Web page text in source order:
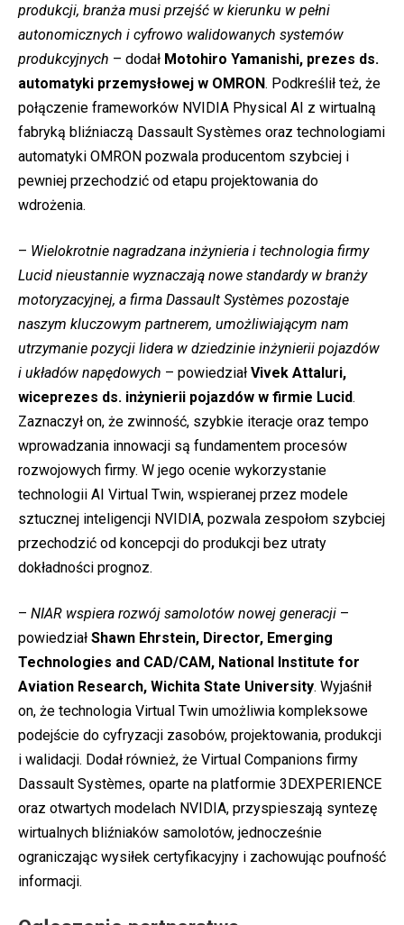
produkcji, branża musi przejść w kierunku w pełni
autonomicznych i cyfrowo walidowanych systemów
produkcyjnych – dodał Motohiro Yamanishi, prezes ds.
automatyki przemysłowej w OMRON. Podkreślił też, że
połączenie frameworków NVIDIA Physical AI z wirtualną
fabryką bliźniaczą Dassault Systèmes oraz technologiami
automatyki OMRON pozwala producentom szybciej i
pewniej przechodzić od etapu projektowania do
wdrożenia.
– Wielokrotnie nagradzana inżynieria i technologia firmy
Lucid nieustannie wyznaczają nowe standardy w branży
motoryzacyjnej, a firma Dassault Systèmes pozostaje
naszym kluczowym partnerem, umożliwiającym nam
utrzymanie pozycji lidera w dziedzinie inżynierii pojazdów
i układów napędowych – powiedział Vivek Attaluri,
wiceprezes ds. inżynierii pojazdów w firmie Lucid.
Zaznaczył on, że zwinność, szybkie iteracje oraz tempo
wprowadzania innowacji są fundamentem procesów
rozwojowych firmy. W jego ocenie wykorzystanie
technologii AI Virtual Twin, wspieranej przez modele
sztucznej inteligencji NVIDIA, pozwala zespołom szybciej
przechodzić od koncepcji do produkcji bez utraty
dokładności prognoz.
– NIAR wspiera rozwój samolotów nowej generacji –
powiedział Shawn Ehrstein, Director, Emerging
Technologies and CAD/CAM, National Institute for
Aviation Research, Wichita State University. Wyjaśnił
on, że technologia Virtual Twin umożliwia kompleksowe
podejście do cyfryzacji zasobów, projektowania, produkcji
i walidacji. Dodał również, że Virtual Companions firmy
Dassault Systèmes, oparte na platformie 3DEXPERIENCE
oraz otwartych modelach NVIDIA, przyspieszają syntezę
wirtualnych bliźniaków samolotów, jednocześnie
ograniczając wysiłek certyfikacyjny i zachowując poufność
informacji.